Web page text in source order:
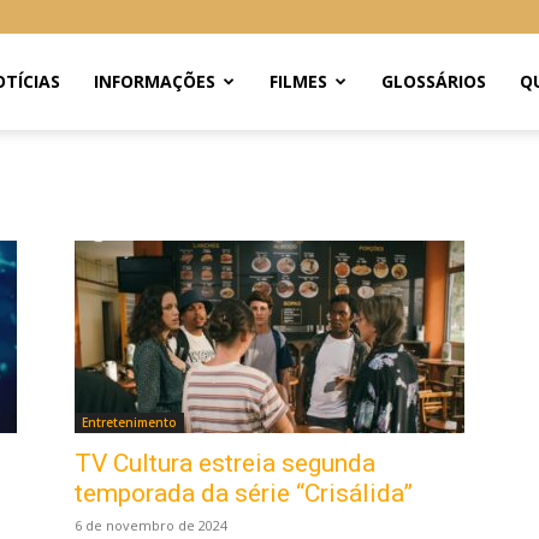
INFORMAÇÕES FILMES GLOSSÁRIOS
Entretenimento
TV Cultura estreia segunda
temporada da série “Crisálida”
6 de novembro de 2024